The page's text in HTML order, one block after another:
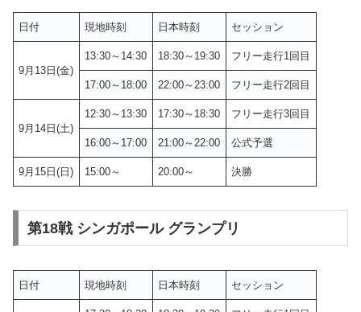
日付 現地時刻 日本時刻 セッション
9月13日(金)
13:30～14:30 18:30～19:30 フリー走行1回目
17:00～18:00 22:00～23:00 フリー走行2回目
9月14日(土)
12:30～13:30 17:30～18:30 フリー走行3回目
16:00～17:00 21:00～22:00 公式予選
9月15日(日) 15:00～ 20:00～ 決勝
第18戦 シンガポール グランプリ
日付 現地時刻 日本時刻 セッション